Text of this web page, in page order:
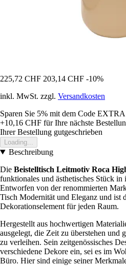
225,72 CHF 203,14 CHF -10%
inkl. MwSt. zzgl. Versandkosten
Sparen Sie 5% mit dem Code EXTRA
+10,16 CHF für Ihre nächste
Ihrer Bestellung gutgeschrieben
Loading...
Beschreibung
Die Beistelltisch Leitmotiv Roca
funktionales und ästhetisches Stück in
Entworfen von der renommierten
Tisch Modernität und Eleganz und ist
Dekorationselement für jeden Raum.
Hergestellt aus hochwertigen
ausgelegt, die Zeit zu überstehen und
zu verleihen. Sein zeitgenössisches
verschiedene Dekore ein, sei es im
Büro. Hier sind einige seiner